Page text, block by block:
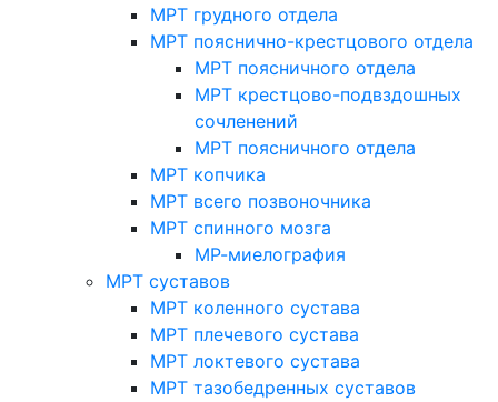
МРТ грудного отдела
МРТ пояснично-крестцового отдела
МРТ поясничного отдела
МРТ крестцово-подвздошных
сочленений
МРТ поясничного отдела
МРТ копчика
МРТ всего позвоночника
МРТ спинного мозга
МР-миелография
МРТ суставов
МРТ коленного сустава
МРТ плечевого сустава
МРТ локтевого сустава
МРТ тазобедренных суставов